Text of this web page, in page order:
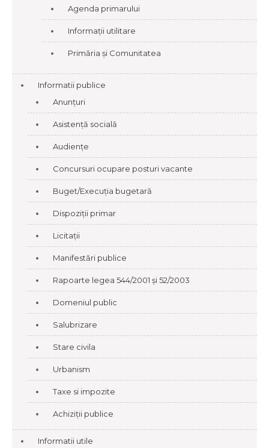
Agenda primarului
Informații utilitare
Primăria și Comunitatea
Informatii publice
Anunțuri
Asistență socială
Audiențe
Concursuri ocupare posturi vacante
Buget/Execuția bugetară
Dispoziții primar
Licitații
Manifestări publice
Rapoarte legea 544/2001 și 52/2003
Domeniul public
Salubrizare
Stare civila
Urbanism
Taxe si impozite
Achiziții publice
Informatii utile